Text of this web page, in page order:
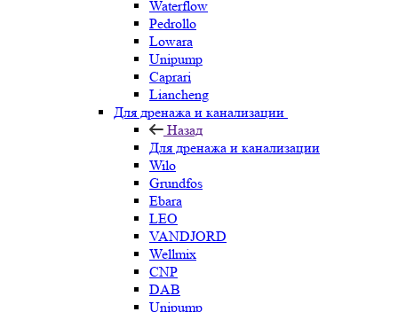
Waterflow
Pedrollo
Lowara
Unipump
Caprari
Liancheng
Для дренажа и канализации
Назад
Для дренажа и канализации
Wilo
Grundfos
Ebara
LEO
VANDJORD
Wellmix
CNP
DAB
Unipump